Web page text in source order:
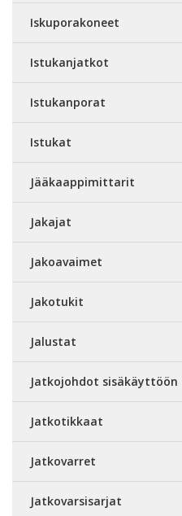
Iskuporakoneet
Istukanjatkot
Istukanporat
Istukat
Jääkaappimittarit
Jakajat
Jakoavaimet
Jakotukit
Jalustat
Jatkojohdot sisäkäyttöön
Jatkotikkaat
Jatkovarret
Jatkovarsisarjat